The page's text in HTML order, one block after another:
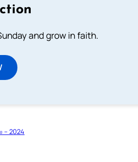
and grow in faith.
– 2024